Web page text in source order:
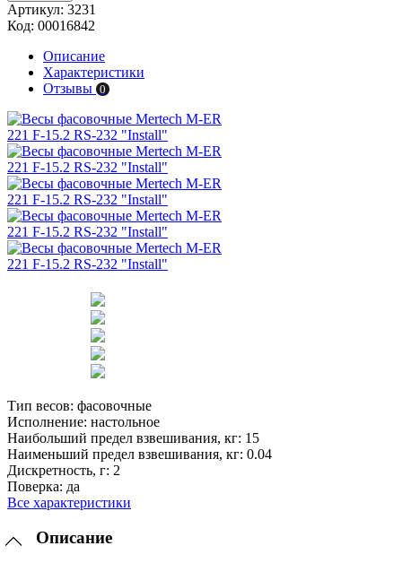
Артикул: 3231
Код: 00016842
Описание
Характеристики
Отзывы 0
Тип весов: фасовочные
Исполнение: настольное
Наибольший предел взвешивания, кг: 15
Наименьший предел взвешивания, кг: 0.04
Дискретность, г: 2
Поверка: да
Все характеристики
Описание